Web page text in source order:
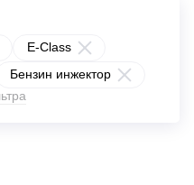
E-Class
Бензин инжектор